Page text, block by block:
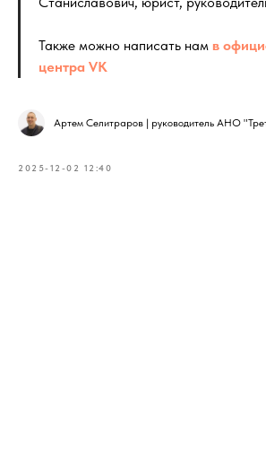
Также можно написать нам в
центра VK
Артем Селитраров | руководитель АНО
2025-12-02 12:40